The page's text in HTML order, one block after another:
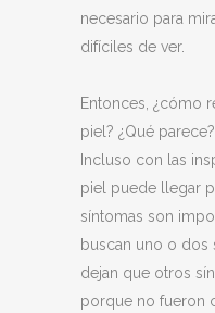
necesario para
difíciles de ver.
Entonces, ¿cómo
piel? ¿Qué parece?
Incluso con las
piel puede llegar
síntomas son
buscan uno o dos
dejan que otros
porque no fueron